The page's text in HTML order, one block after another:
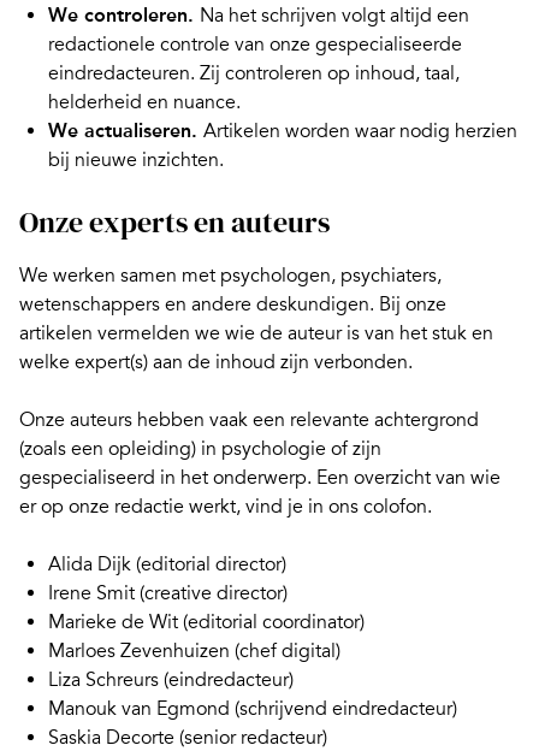
We controleren. Na het schrijven volgt altijd een
redactionele controle van onze gespecialiseerde
eindredacteuren. Zij controleren op inhoud, taal,
helderheid en nuance.
We actualiseren. Artikelen worden waar nodig herzien
bij nieuwe inzichten.
Onze experts en auteurs
We werken samen met psychologen, psychiaters,
wetenschappers en andere deskundigen. Bij onze
artikelen vermelden we wie de auteur is van het stuk en
welke expert(s) aan de inhoud zijn verbonden.
Onze auteurs hebben vaak een relevante achtergrond
(zoals een opleiding) in psychologie of zijn
gespecialiseerd in het onderwerp. Een overzicht van wie
er op onze redactie werkt, vind je in ons colofon.
Alida Dijk (editorial director)
Irene Smit (creative director)
Marieke de Wit (editorial coordinator)
Marloes Zevenhuizen (chef digital)
Liza Schreurs (eindredacteur)
Manouk van Egmond (schrijvend eindredacteur)
Saskia Decorte (senior redacteur)